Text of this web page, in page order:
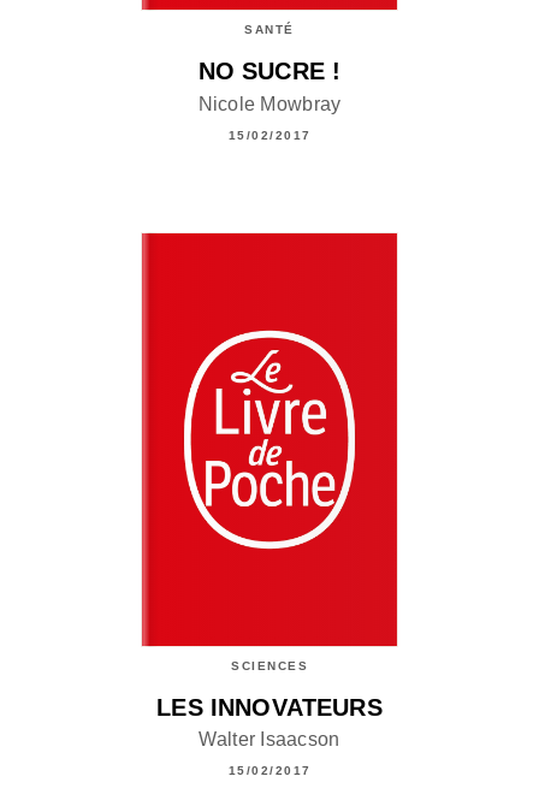
SANTÉ
NO SUCRE !
Nicole Mowbray
15/02/2017
SCIENCES
LES INNOVATEURS
Walter Isaacson
15/02/2017